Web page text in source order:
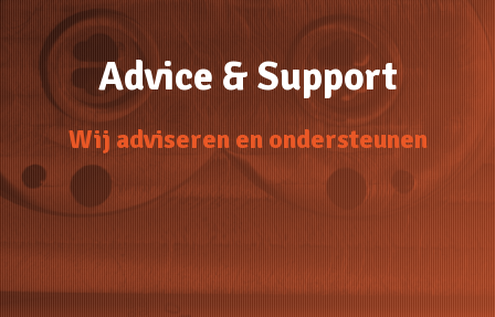
Advice & Support
Wij adviseren en ondersteunen